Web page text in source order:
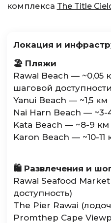
комплекса The Title
Локация и
🏖️ Пляжи
Rawai Beach — ~0,05
шаговой
Yanui Beach — ~1,5 км
Nai Harn Beach — ~3-
Kata Beach — ~8-9 км
Karon Beach — ~10-11
🛍️ Развлечения и
Rawai Seafood
доступность)
The Pier Rawai
Promthep Cape